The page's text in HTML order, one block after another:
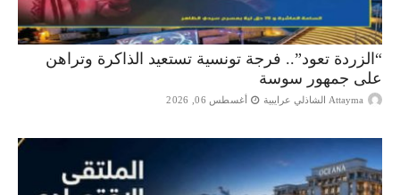
“الزردة تعود”.. فرجة تونسية تستعيد الذاكرة وتراهن
على جمهور سوسة
Attayma الشاذلي عرايبية أغسطس 06, 2026